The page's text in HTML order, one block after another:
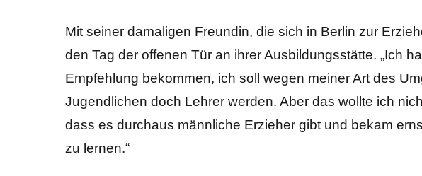
Mit seiner damaligen Freundin, die sich in Berlin zur
den Tag der offenen Tür an ihrer Ausbildungsstätte. „Ich
Empfehlung bekommen, ich soll wegen meiner Art des
Jugendlichen doch Lehrer werden. Aber das wollte ich
dass es durchaus männliche Erzieher gibt und bekam
zu lernen.“